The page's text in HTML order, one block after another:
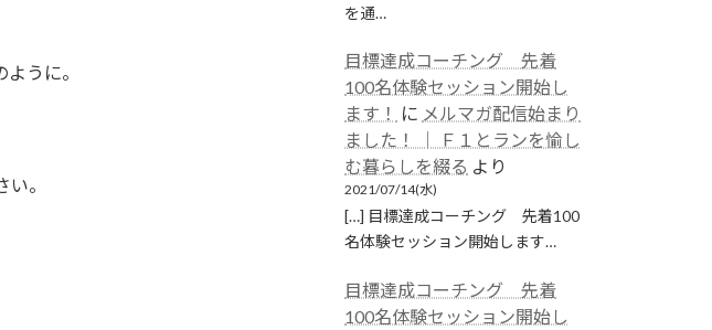
うに。
。
を通…
目標達成コーチング 先着
100名体験セッション開始し
ます！
に メルマガ配信始まり
ました！ │ Ｆ１とランを愉し
む暮らしを綴る より
2021/07/14(水)
[…] 目標達成コーチング 先着100
名体験セッション開始します…
目標達成コーチング 先着
100名体験セッション開始し